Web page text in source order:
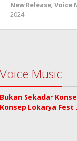
New Release, Voice
2024
Voice Music
Bukan Sekadar
Konsep Lokarya Fest